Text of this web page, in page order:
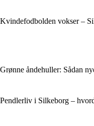
Kvindefodbolden vokser –
Grønne åndehuller: Sådan
Pendlerliv i Silkeborg –